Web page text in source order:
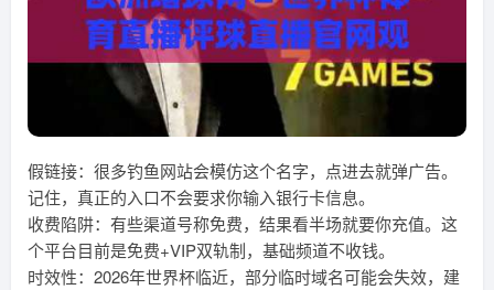
假链接：很多钓鱼网站会模仿这个名字，点进去就弹广告。
记住，真正的入口不会要求你输入银行卡信息。
收费陷阱：有些渠道号称免费，结果看半场就要你充值。这
个平台目前是免费+VIP双轨制，基础频道不收钱。
时效性：2026年世界杯临近，部分临时域名可能会失效，建